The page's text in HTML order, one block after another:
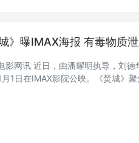
城》曝IMAX海报 有毒物质
影网讯 近日，由潘耀明执导，刘
月1日在IMAX影院公映。《焚城》